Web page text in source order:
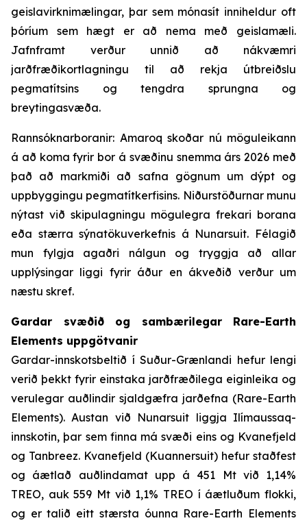
geislavirknimælingar, þar sem mónasít inniheldur oft
þóríum sem hægt er að nema með geislamæli.
Jafnframt verður unnið að nákvæmri
jarðfræðikortlagningu til að rekja útbreiðslu
pegmatítsins og tengdra sprungna og
breytingasvæða.
Rannsóknarboranir: Amaroq skoðar nú möguleikann
á að koma fyrir bor á svæðinu snemma árs 2026 með
það að markmiði að safna gögnum um dýpt og
uppbyggingu pegmatítkerfisins. Niðurstöðurnar munu
nýtast við skipulagningu mögulegra frekari borana
eða stærra sýnatökuverkefnis á Nunarsuit. Félagið
mun fylgja agaðri nálgun og tryggja að allar
upplýsingar liggi fyrir áður en ákveðið verður um
næstu skref.
Gardar svæðið og sambærilegar Rare-Earth
Elements uppgötvanir
Gardar-innskotsbeltið í Suður-Grænlandi hefur lengi
verið þekkt fyrir einstaka jarðfræðilega eiginleika og
verulegar auðlindir sjaldgæfra jarðefna (Rare-Earth
Elements). Austan við Nunarsuit liggja Ilímaussaq-
innskotin, þar sem finna má svæði eins og Kvanefjeld
og Tanbreez. Kvanefjeld (Kuannersuit) hefur staðfest
og áætlað auðlindamat upp á 451 Mt við 1,14%
TREO, auk 559 Mt við 1,1% TREO í áætluðum flokki,
og er talið eitt stærsta óunna Rare-Earth Elements